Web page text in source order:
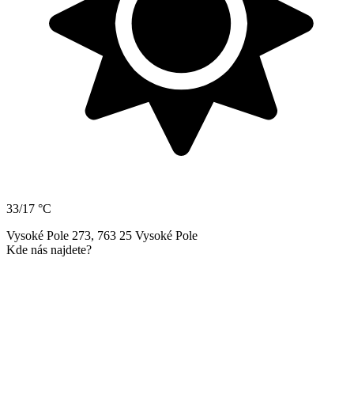
33/17 °C
Vysoké Pole 273, 763 25 Vysoké Pole
Kde nás najdete?